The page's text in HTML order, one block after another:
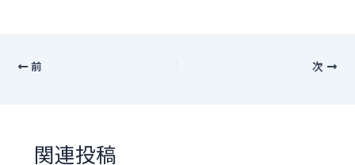
前 次
関連投稿